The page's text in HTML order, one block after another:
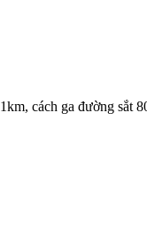
cách ga đường sắt